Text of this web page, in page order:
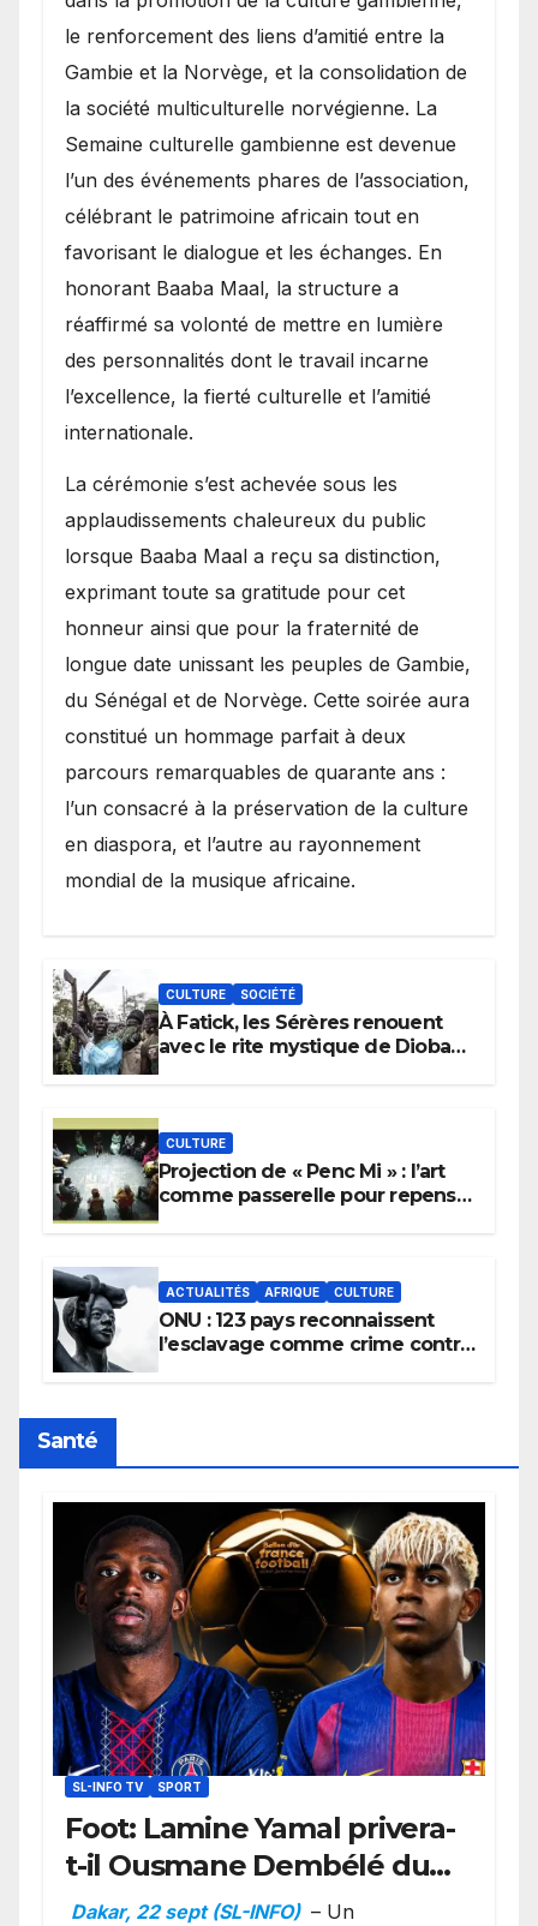
le renforcement des liens d’amitié entre la
Gambie et la Norvège, et la consolidation de
la société multiculturelle norvégienne. La
Semaine culturelle gambienne est devenue
l’un des événements phares de l’association,
célébrant le patrimoine africain tout en
favorisant le dialogue et les échanges. En
honorant Baaba Maal, la structure a
réaffirmé sa volonté de mettre en lumière
des personnalités dont le travail incarne
l’excellence, la fierté culturelle et l’amitié
internationale.
​La cérémonie s’est achevée sous les
applaudissements chaleureux du public
lorsque Baaba Maal a reçu sa distinction,
exprimant toute sa gratitude pour cet
honneur ainsi que pour la fraternité de
longue date unissant les peuples de Gambie,
du Sénégal et de Norvège. Cette soirée aura
constitué un hommage parfait à deux
parcours remarquables de quarante ans :
l’un consacré à la préservation de la culture
en diaspora, et l’autre au rayonnement
mondial de la musique africaine.
CULTURE SOCIÉTÉ
À Fatick, les Sérères renouent
avec le rite mystique de Diobaye
CULTURE
Projection de « Penc Mi » : l’art
comme passerelle pour repenser
ACTUALITÉS AFRIQUE CULTURE
ONU : 123 pays reconnaissent
l’esclavage comme crime contre
Santé
SL-INFO TV SPORT
Foot: Lamine Yamal privera-
t-il Ousmane Dembélé du
Ballon d’or ?
Dakar, 22 sept (SL-INFO) – Un